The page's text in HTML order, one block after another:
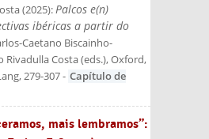
(2025): Palcos e(n)
ibéricas a partir do
Caetano Biscainho-
Rivadulla Costa (eds.), Oxford,
, 279-307- Capítulo de
mais lembramos”: